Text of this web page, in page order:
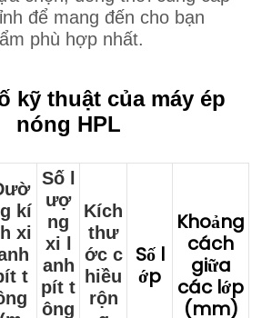
để mang đến cho bạn
phù hợp nhất.
kỹ thuật của máy ép
nóng HPL
kí
xi
t
Số l
ượ
ng
xi l
anh
pít t
ông
Kích
thư
ớc c
hiều
rộn
Số l
ớp
Khoảng
cách
giữa
các lớp
(mm)